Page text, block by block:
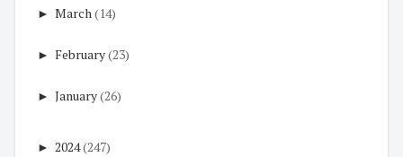
► March(14)
► February(23)
► January(26)
► 2024(247)